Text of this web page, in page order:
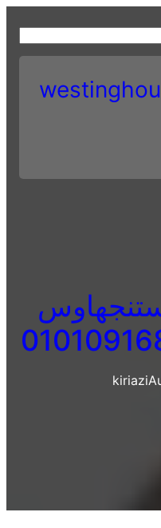
content
e
kiriazi